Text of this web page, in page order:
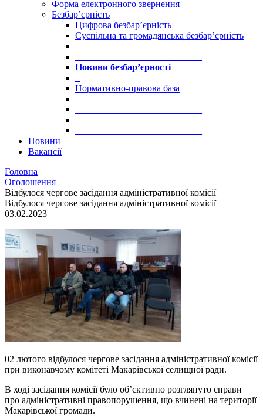
Форма електронного звернення
Безбар’єрність
Цифрова безбар’єрність
Суспільна та громадянська безбар’єрність
Новини безбар’єрності
Нормативно-правова база
Новини
Вакансії
Головна
Оголошення
Відбулося чергове засідання адміністративної комісії
Відбулося чергове засідання адміністративної комісії
03.02.2023
02 лютого відбулося чергове засідання адміністративної комісії
при виконавчому комітеті Макарівської селищної ради.
В ході засідання комісії було об’єктивно розглянуто справи
про адміністративні правопорушення, що вчинені на території
Макарівської громади.